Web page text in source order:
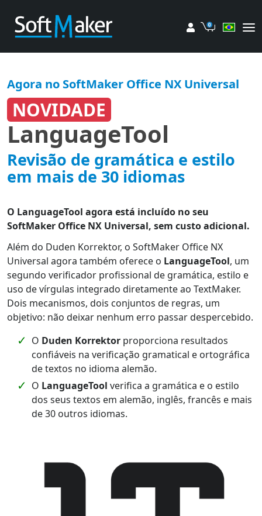
Minha conta
Carrinho
Agora no SoftMaker Office NX Universal
NOVIDADE
LanguageTool
Revisão de gramática e estilo
em mais de 30 idiomas
O LanguageTool agora está incluído no seu
SoftMaker Office NX Universal, sem custo adicional.
Além do Duden Korrektor, o SoftMaker Office NX
Universal agora também oferece o LanguageTool, um
segundo verificador profissional de gramática, estilo e
uso de vírgulas integrado diretamente ao TextMaker.
Dois mecanismos, dois conjuntos de regras, um
objetivo: não deixar nenhum erro passar despercebido.
O Duden Korrektor proporciona resultados
confiáveis na verificação gramatical e ortográfica
de textos no idioma alemão.
O LanguageTool verifica a gramática e o estilo
dos seus textos em alemão, inglês, francês e mais
de 30 outros idiomas.